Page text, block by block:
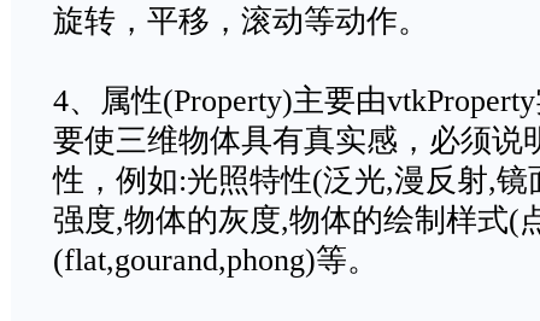
旋转，平移，滚动等动作。
4、属性(Property)主要由
要使三维物体具有真实感，必须说
性，例如:光照特性(泛光,漫反射,
强度,物体的灰度,物体的绘制样式(
(flat,gourand,phong)等。